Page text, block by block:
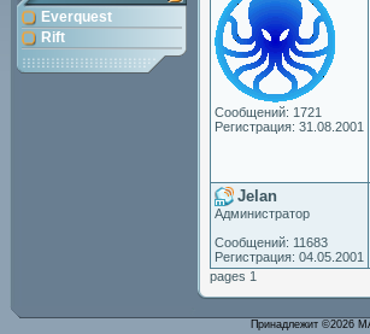
Everquest
Rift
Сообщений: 1721
Регистрация: 31.08.2001
Jelan
Администратор
Сообщений: 11683
Регистрация: 04.05.2001
pages 1
Принадлежит ©2026